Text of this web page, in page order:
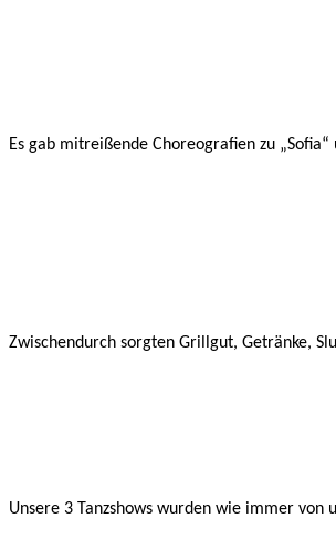
Es gab mitreißende Choreografien zu
Zwischendurch sorgten Grillgut, Getränke,
Unsere 3 Tanzshows wurden wie immer